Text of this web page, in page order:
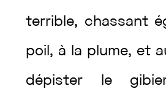
terrible, chassant
poil , à la plume, et
dépister le